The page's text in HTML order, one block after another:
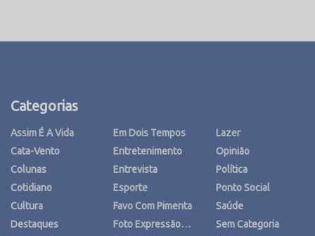
Categorias
Assim É A Vida
Cata-Vento
Colunas
Cotidiano
Cultura
Destaques
Em Dois Tempos
Entretenimento
Entrevista
Esporte
Favo Com Pimenta
Foto Expressão…
Lazer
Opinião
Política
Ponto Social
Saúde
Sem Categoria